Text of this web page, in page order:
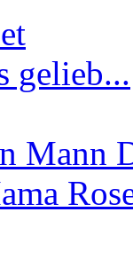
gelieb...
Mann